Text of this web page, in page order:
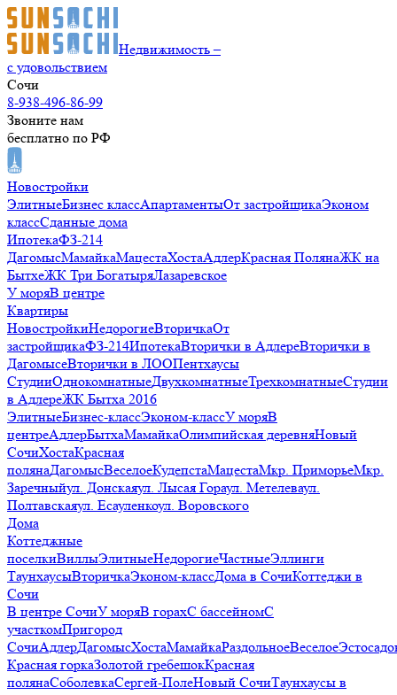
Недвижимость –
с удовольствием
Сочи
8-938-496-86-99
Звоните нам
бесплатно по РФ
Новостройки
ЭлитныеБизнес классАпартаментыОт застройщикаЭконом
классСданные дома
ИпотекаФЗ-214
ДагомысМамайкаМацестаХостаАдлерКрасная ПолянаЖК на
БытхеЖК Три БогатыряЛазаревское
У моряВ центре
Квартиры
НовостройкиНедорогиеВторичкаОт
застройщикаФЗ-214ИпотекаВторички в АдлереВторички в
ДагомысеВторички в ЛООПентхаусы
СтудииОднокомнатныеДвухкомнатныеТрехкомнатныеСтудии
в АдлереЖК Бытха 2016
ЭлитныеБизнес-классЭконом-классУ моряВ
центреАдлерБытхаМамайкаОлимпийская деревняНовый
СочиХостаКрасная
полянаДагомысВеселоеКудепстаМацестаМкр. ПриморьеМкр.
Заречныйул. Донскаяул. Лысая Гораул. Метелеваул.
Полтавскаяул. Есауленкоул. Воровского
Дома
Коттеджные
поселкиВиллыЭлитныеНедорогиеЧастныеЭллинги
ТаунхаусыВторичкаЭконом-классДома в СочиКоттеджи в
Сочи
В центре СочиУ моряВ горахС бассейномС
участкомПригород
СочиАдлерДагомысХостаМамайкаРаздольноеВеселое
Красная горкаЗолотой гребешокКрасная
полянаСоболевкаСергей-ПолеНовый СочиТаунхаусы в